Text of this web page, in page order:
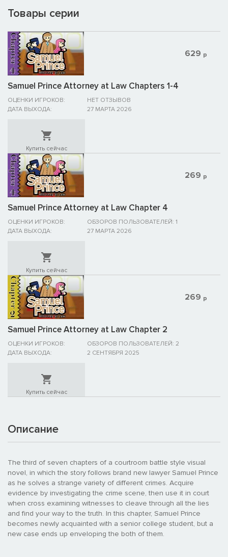
Товары серии
Samuel Prince Attorney at Law Chapters 1-4
ОЦЕНКИ ИГРОКОВ:
НЕТ ОТЗЫВОВ
ДАТА ВЫХОДА:
27 МАРТА 2026
629 р
Купить сейчас
Samuel Prince Attorney at Law Chapter 4
ОЦЕНКИ ИГРОКОВ:
ОБЗОРОВ ПОЛЬЗОВАТЕЛЕЙ: 1
ДАТА ВЫХОДА:
27 МАРТА 2026
269 р
Купить сейчас
Samuel Prince Attorney at Law Chapter 2
ОЦЕНКИ ИГРОКОВ:
ОБЗОРОВ ПОЛЬЗОВАТЕЛЕЙ: 2
ДАТА ВЫХОДА:
2 СЕНТЯБРЯ 2025
269 р
Купить сейчас
Описание
The third of seven chapters of a courtroom battle style visual
novel, in which the story follows brand new lawyer Samuel Prince
as he solves a strange variety of different crimes. Acquire
evidence by investigating the crime scene, then use it in court
when cross examining witnesses to cleave through all the lies
and find your way to the truth. In this chapter, Samuel Prince
becomes newly acquainted with a senior college student, but a
new case ends up enveloping the both of them.